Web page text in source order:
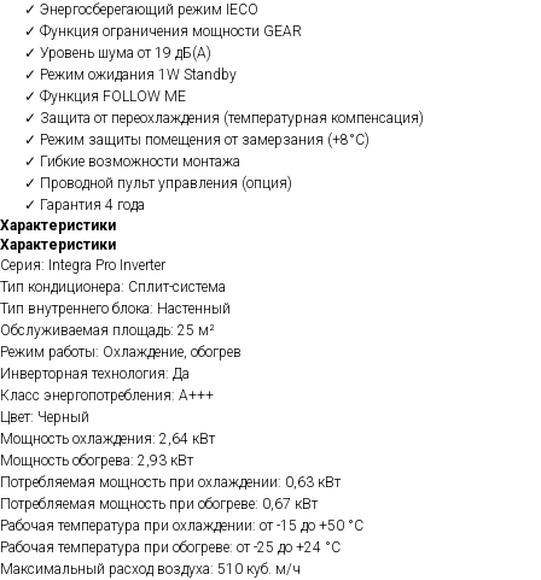
✓ Энергосберегающий режим IECO
✓ Функция ограничения мощности GEAR
✓ Уровень шума от 19 дБ(A)
✓ Режим ожидания 1W Standby
✓ Функция FOLLOW ME
✓ Защита от переохлаждения (температурная компенсация)
✓ Режим защиты помещения от замерзания (+8°C)
✓ Гибкие возможности монтажа
✓ Проводной пульт управления (опция)
✓ Гарантия 4 года
Характеристики
Характеристики
Серия: Integra Pro Inverter
Тип кондиционера: Сплит-система
Тип внутреннего блока: Настенный
Обслуживаемая площадь: 25 м²
Режим работы: Охлаждение, обогрев
Инверторная технология: Да
Класс энергопотребления: A+++
Цвет: Черный
Мощность охлаждения: 2,64 кВт
Мощность обогрева: 2,93 кВт
Потребляемая мощность при охлаждении: 0,63 кВт
Потребляемая мощность при обогреве: 0,67 кВт
Рабочая температура при охлаждении: от -15 до +50 °C
Рабочая температура при обогреве: от -25 до +24 °C
Максимальный расход воздуха: 510 куб. м/ч